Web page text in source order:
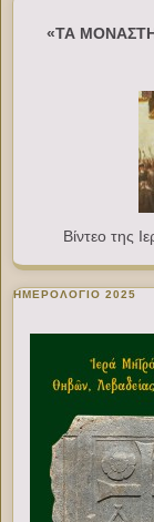
«ΤΑ
Βίντεο της
ΗΜΕΡΟΛΟΓΙΟ 2025